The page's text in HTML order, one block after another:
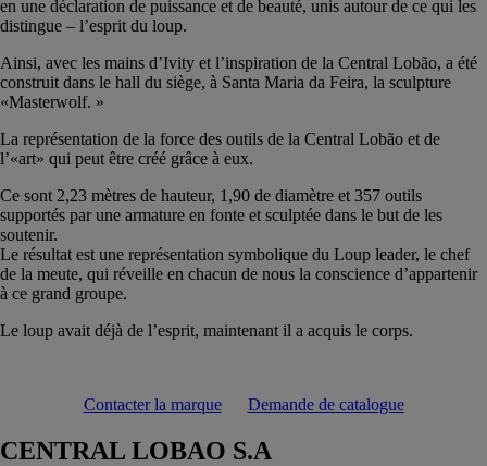
en une déclaration de puissance et de beauté, unis autour de ce qui les
distingue – l’esprit du loup.
Ainsi, avec les mains d’Ivity et l’inspiration de la Central Lobão, a été
construit dans le hall du siège, à Santa Maria da Feira, la sculpture
«Masterwolf. »
La représentation de la force des outils de la Central Lobão et de
l’«art» qui peut être créé grâce à eux.
Ce sont 2,23 mètres de hauteur, 1,90 de diamètre et 357 outils
supportés par une armature en fonte et sculptée dans le but de les
soutenir.
Le résultat est une représentation symbolique du Loup leader, le chef
de la meute, qui réveille en chacun de nous la conscience d’appartenir
à ce grand groupe.
Le loup avait déjà de l’esprit, maintenant il a acquis le corps.
Contacter la marque Demande de catalogue
CENTRAL LOBAO S.A